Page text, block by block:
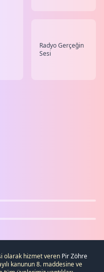
Radyo Gerçeğin
Sesi
olarak hizmet veren Pir Zöhre
kanunun 8. maddesine ve